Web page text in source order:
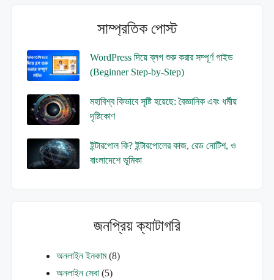
সাম্প্রতিক পোস্ট
WordPress দিয়ে ব্লগ শুরু করার সম্পূর্ণ গাইড
(Beginner Step-by-Step)
মহাবিশ্ব কিভাবে সৃষ্টি হয়েছে: বৈজ্ঞানিক এবং ধর্মীয়
দৃষ্টিকোণ
ইন্টারপোল কি? ইন্টারপোলের কাজ, রেড নোটিশ, ও
বাংলাদেশে ভূমিকা
জনপ্রিয় ক্যাটাগরি
অনলাইন ইনকাম(8)
অনলাইন সেবা (5)